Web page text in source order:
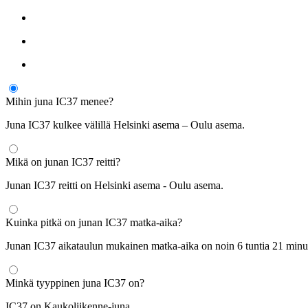
Mihin juna IC37 menee?
Juna IC37 kulkee välillä Helsinki asema – Oulu asema.
Mikä on junan IC37 reitti?
Junan IC37 reitti on Helsinki asema - Oulu asema.
Kuinka pitkä on junan IC37 matka-aika?
Junan IC37 aikataulun mukainen matka-aika on noin 6 tuntia 21
Minkä tyyppinen juna IC37 on?